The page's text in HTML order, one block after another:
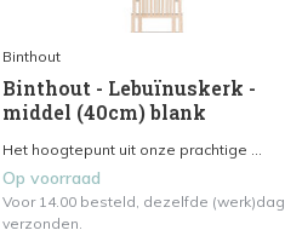
Binthout
Binthout - Lebuïnuskerk -
middel (40cm) blank
Het hoogtepunt uit onze prachtige ...
Op voorraad
Voor 14.00 besteld, dezelfde (werk)dag
verzonden.